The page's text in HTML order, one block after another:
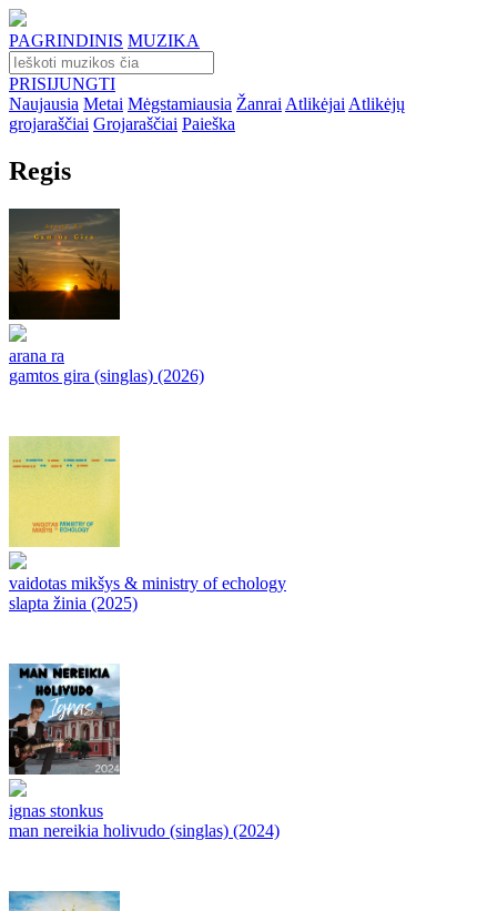
PAGRINDINIS MUZIKA
PRISIJUNGTI
Naujausia Metai Mėgstamiausia Žanrai Atlikėjai Atlikėjų
grojaraščiai Grojaraščiai Paieška
Regis
arana ra
gamtos gira (singlas) (2026)
vaidotas mikšys & ministry of echology
slapta žinia (2025)
ignas stonkus
man nereikia holivudo (singlas) (2024)